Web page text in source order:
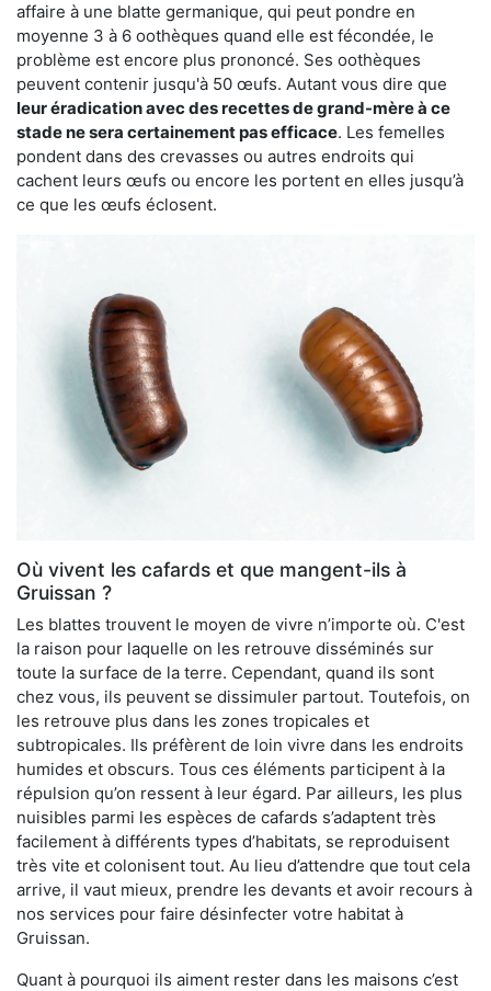
affaire à une blatte germanique, qui peut pondre en
moyenne 3 à 6 oothèques quand elle est fécondée, le
problème est encore plus prononcé. Ses oothèques
peuvent contenir jusqu'à 50 œufs. Autant vous dire que
leur éradication avec des recettes de grand-mère à ce
stade ne sera certainement pas efficace. Les femelles
pondent dans des crevasses ou autres endroits qui
cachent leurs œufs ou encore les portent en elles jusqu’à
ce que les œufs éclosent.
Où vivent les cafards et que mangent-ils à
Gruissan ?
Les blattes trouvent le moyen de vivre n’importe où. C'est
la raison pour laquelle on les retrouve disséminés sur
toute la surface de la terre. Cependant, quand ils sont
chez vous, ils peuvent se dissimuler partout. Toutefois, on
les retrouve plus dans les zones tropicales et
subtropicales. Ils préfèrent de loin vivre dans les endroits
humides et obscurs. Tous ces éléments participent à la
répulsion qu’on ressent à leur égard. Par ailleurs, les plus
nuisibles parmi les espèces de cafards s’adaptent très
facilement à différents types d’habitats, se reproduisent
très vite et colonisent tout. Au lieu d’attendre que tout cela
arrive, il vaut mieux, prendre les devants et avoir recours à
nos services pour faire désinfecter votre habitat à
Gruissan.
Quant à pourquoi ils aiment rester dans les maisons c’est